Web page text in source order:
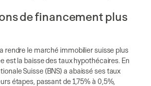
de financement plus
rendre le marché immobilier suisse plus
est la baisse des taux hypothécaires. En
Suisse (BNS) a abaissé ses taux
étapes, passant de 1,75% à 0,5%,